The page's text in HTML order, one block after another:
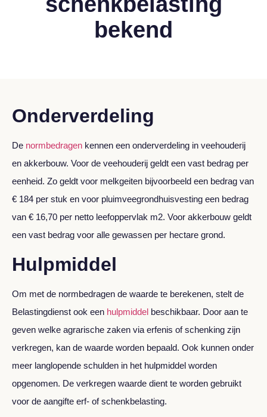
bekend
Onderverdeling
De normbedragen kennen een onderverdeling in veehouderij
en akkerbouw. Voor de veehouderij geldt een vast bedrag per
eenheid. Zo geldt voor melkgeiten bijvoorbeeld een bedrag van
€ 184 per stuk en voor pluimveegrondhuisvesting een bedrag
van € 16,70 per netto leefoppervlak m2. Voor akkerbouw geldt
een vast bedrag voor alle gewassen per hectare grond.
Hulpmiddel
Om met de normbedragen de waarde te berekenen, stelt de
Belastingdienst ook een hulpmiddel beschikbaar. Door aan te
geven welke agrarische zaken via erfenis of schenking zijn
verkregen, kan de waarde worden bepaald. Ook kunnen onder
meer langlopende schulden in het hulpmiddel worden
opgenomen. De verkregen waarde dient te worden gebruikt
voor de aangifte erf- of schenkbelasting.